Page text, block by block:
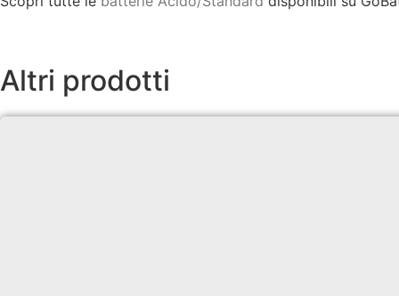
Altri prodotti